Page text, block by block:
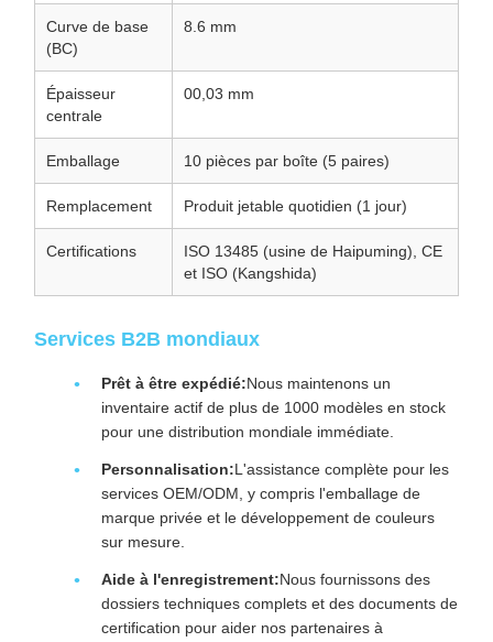
Curve de base
(BC)
8.6 mm
Épaisseur
centrale
00,03 mm
Emballage 10 pièces par boîte (5 paires)
Remplacement Produit jetable quotidien (1 jour)
Certifications
ISO 13485 (usine de Haipuming), CE
et ISO (Kangshida)
Services B2B mondiaux
Prêt à être expédié:Nous maintenons un
inventaire actif de plus de 1000 modèles en stock
pour une distribution mondiale immédiate.
Personnalisation:L'assistance complète pour les
services OEM/ODM, y compris l'emballage de
marque privée et le développement de couleurs
sur mesure.
Aide à l'enregistrement:Nous fournissons des
dossiers techniques complets et des documents de
certification pour aider nos partenaires à